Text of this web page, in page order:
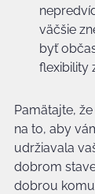
väčšie
byť
flexibility
Pamätajte,
na to, aby
udržiavala
dobrom
dobrou